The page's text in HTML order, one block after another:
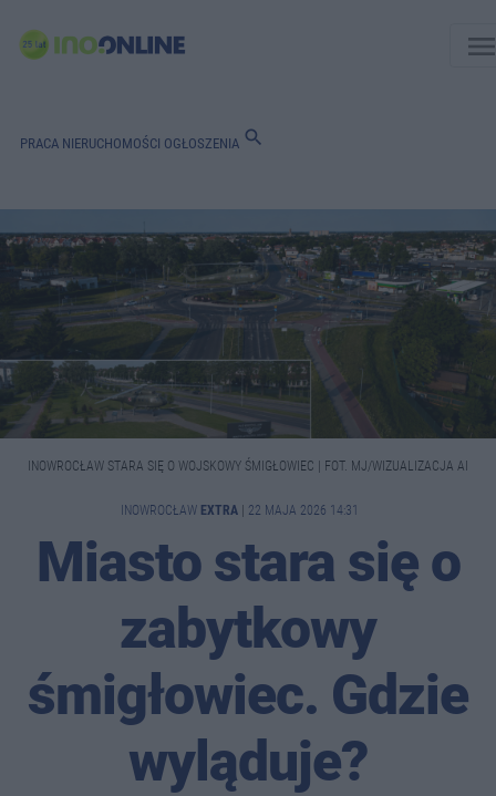
PRACA NIERUCHOMOŚCI OGŁOSZENIA search
INOWROCŁAW STARA SIĘ O WOJSKOWY ŚMIGŁOWIEC | FOT. MJ/WIZUALIZACJA AI
INOWROCŁAW EXTRA 22 MAJA 2026 14:31
Miasto stara się o
zabytkowy
śmigłowiec. Gdzie
wyląduje?